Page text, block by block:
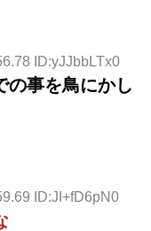
ID:yJJbbLTx0
の事を鳥にかし
ID:JI+fD6pN0